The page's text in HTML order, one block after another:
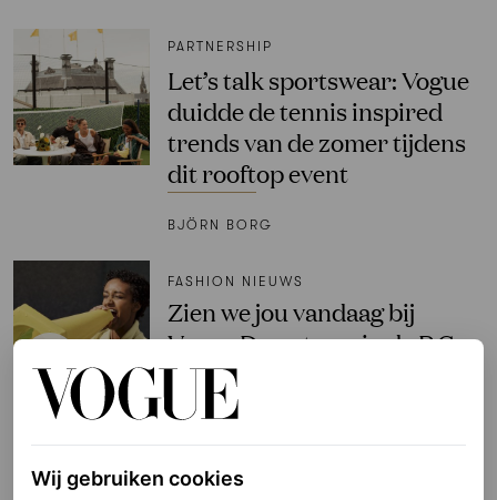
PARTNERSHIP
Let’s talk sportswear: Vogue
duidde de tennis inspired
trends van de zomer tijdens
dit rooftop event
BJÖRN BORG
FASHION NIEUWS
Zien we jou vandaag bij
Vogue Downtown in de P.C.
Hooftstraat?
FASHION NIEUWS
Wij gebruiken cookies